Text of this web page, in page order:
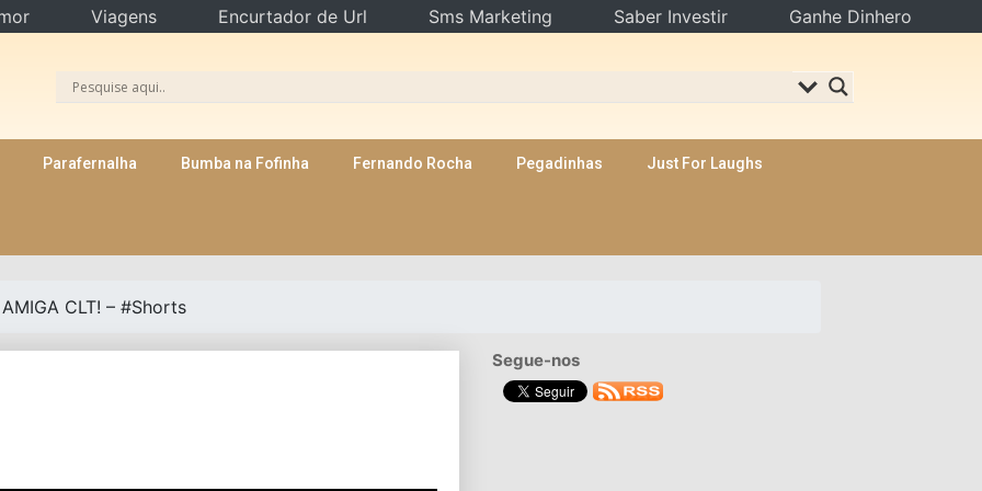
Parafernalha Bumba na Fofinha Fernando Rocha Pegadinhas Just For Laughs
CLT! – #Shorts
Segue-nos
Viagens Encurtador de Url Sms Marketing Saber Investir Ganhe Dinhero